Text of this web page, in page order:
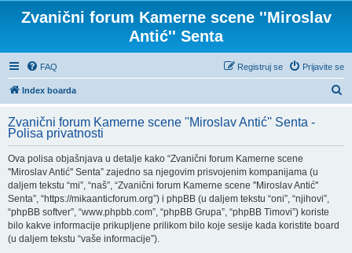
Zvanični forum Kamerne scene ''Miroslav
Antić'' Senta
FAQ Prijavite se
Registruj se
Index boarda
t
Zvanični forum Kamerne scene ''Miroslav Antić'' Senta -
Polisa privatnosti
Ova polisa objašnjava u detalje kako “Zvanični forum Kamerne scene
''Miroslav Antić'' Senta” zajedno sa njegovim prisvojenim kompanijama (u
daljem tekstu “mi”, “naš”, “Zvanični forum Kamerne scene ''Miroslav Antić''
Senta”, “https://mikaanticforum.org”) i phpBB (u daljem tekstu “oni”, “njihovi”,
“phpBB softver”, “www.phpbb.com”, “phpBB Grupa”, “phpBB Timovi”) koriste
bilo kakve informacije prikupljene prilikom bilo koje sesije kada koristite board
(u daljem tekstu “vaše informacije”).